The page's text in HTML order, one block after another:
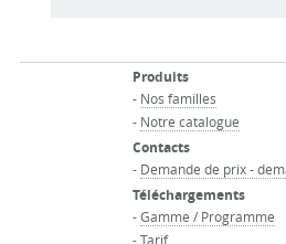
Produits
- Nos familles
- Notre catalogue
Contacts
- Demande de prix -
Téléchargements
-Gamme / Programme
-Tarif